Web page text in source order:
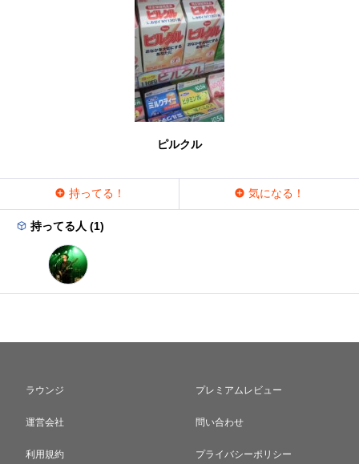
ピルクル
持ってる！ 気になる！
持ってる人 (1)
ラウンジ プレミアムレビュー
運営会社 問い合わせ
利用規約 プライバシーポリシー